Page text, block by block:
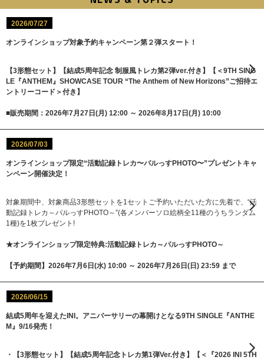
2026/07/27
オンラインショップ対象予約キャンペーン第２弾スタート！
【3形態セット】【結成5周年記念 制服風トレカ第2弾ver.付き】【＜9TH SING
LE『ANTHEM』SHOWCASE TOUR “The Anthem of New Horizons”ご招待エ
ントリーコード＞付き】
■販売期間：2026年7月27日(月) 12:00 ～ 2026年8月17日(月) 10:00
2026/07/03
オンラインショップ限定“活動記録トレカ〜パルっすPHOTO〜”プレゼントキャ
ンペーン開催決定！
対象期間中、対象商品3形態セットを1セットご予約いただいた方に先着で、“活
動記録トレカ～パルっすPHOTO～”(各メンバーソロ絵柄全11種のうちランダム
1種)を1枚プレゼント!
★オンラインショップ限定特典:活動記録トレカ～パルっすPHOTO～
【予約期間】2026年7月6日(水) 10:00 ～ 2026年7月26日(日) 23:59 まで
2026/06/15
結成5周年を迎えたINI。アニバーサリーの幕開けとなる9TH SINGLE『ANTHE
M』9/16発売！
・【3形態セット】【結成5周年記念トレカ第1弾Ver.付き】【＜『2026 INI 5TH